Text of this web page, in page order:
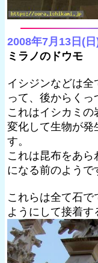
2008年7月13日(日
ミラノのドウモ
イシジンなどは
って、後からくっ
これはイシカミ
変化して生物が発
す。
これは昆布をあ
になる前のようで
これらは全て石
ようにして接着す